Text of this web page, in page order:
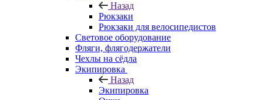
Назад
Рюкзаки
Рюкзаки для велосипедистов
Световое оборудование
Фляги, флягодержатели
Чехлы на сёдла
Экипировка
Назад
Экипировка